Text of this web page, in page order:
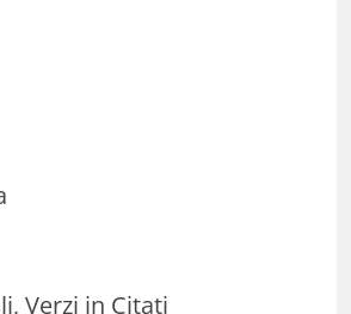
Verzi in Citati